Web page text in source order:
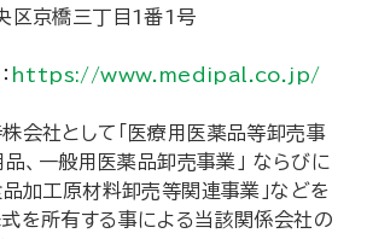
区京橋三丁目1番1号
https://www.medipal.co.jp/
会社として「医療用医薬品等卸売事
品、一般用医薬品卸売事業」 ならびに
品加工原材料卸売等関連事業」などを
を所有する事による当該関係会社の